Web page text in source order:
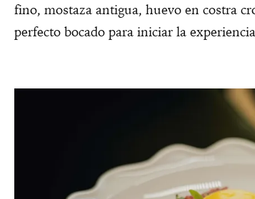
fino, mostaza antigua, huevo en costra
perfecto bocado para iniciar la